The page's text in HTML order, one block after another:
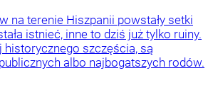
na terenie Hiszpanii powstały setki
istnieć, inne to dziś już tylko ruiny.
historycznego szczęścia, są
albo najbogatszych rodów.